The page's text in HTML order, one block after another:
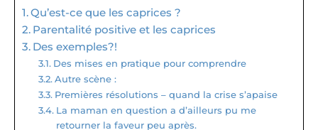
Qu’est-ce que les caprices ?
Parentalité positive et les caprices
Des exemples?!
Des mises en pratique pour comprendre
Autre scène :
Premières résolutions – quand la crise s’apaise
La maman en question a d’ailleurs pu me
retourner la faveur peu après.